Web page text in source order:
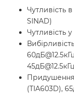
Чутливість
SINAD)
Чутливість
Придушення
(TIA603D),